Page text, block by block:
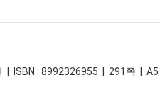
| ISBN : 8992326955 | 291쪽 | A5 |